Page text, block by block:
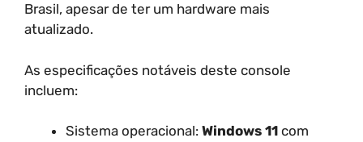
Brasil, apesar de ter um hardware mais
atualizado.
As especificações notáveis deste console
incluem:
Sistema operacional: Windows 11 com